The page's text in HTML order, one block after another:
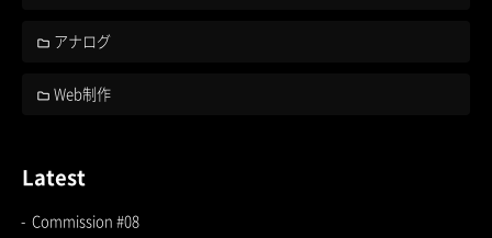
アナログ
Web制作
Latest
Commission #08